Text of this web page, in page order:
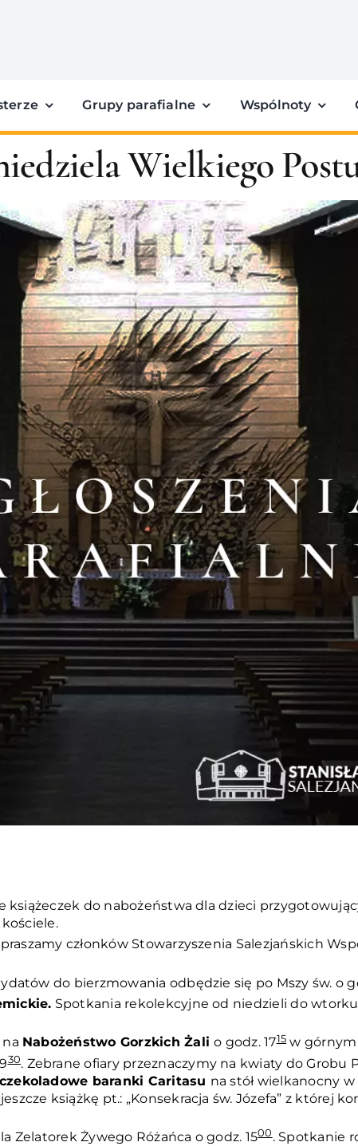
Grupy parafialne Wspólnoty
Wielkiego
książeczek do nabożeństwa dla dzieci
członków Stowarzyszenia Salezjańskich
do bierzmowania odbędzie się po Mszy św. o
Spotkania rekolekcyjne od niedzieli do wtorku
Nabożeństwo Gorzkich Żalio godz. 1715w górnym
30. Zebrane ofiary przeznaczymy na kwiaty do Grobu
baranki Caritasu na stół wielkanocny w
książkę pt.: „Konsekracja św. Józefa” z której
Zelatorek Żywego Różańca o godz. 1500. Spotkanie